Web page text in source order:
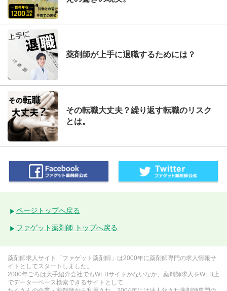
薬剤師が上手に退職するためには？
その転職大丈夫？繰り返す転職のリスク
とは。
ページトップへ戻る
ファゲット薬剤師 トップへ戻る
薬剤師求人サイト「ファゲット薬剤師」は2000年に薬剤師専門の求人情報サ
イトとしてスタートしました。
2000年ごろは大手紹介会社でもWEBサイトがないなか、薬剤師求人をWEB上
でデーターベース検索できるサイトとして